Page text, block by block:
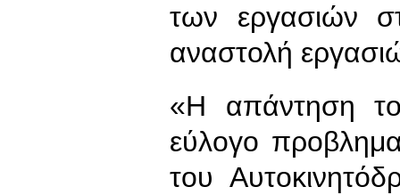
των εργασιών
αναστολή
«Η απάντηση
εύλογο
του